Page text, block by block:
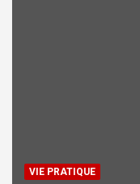
VIE PRATIQUE